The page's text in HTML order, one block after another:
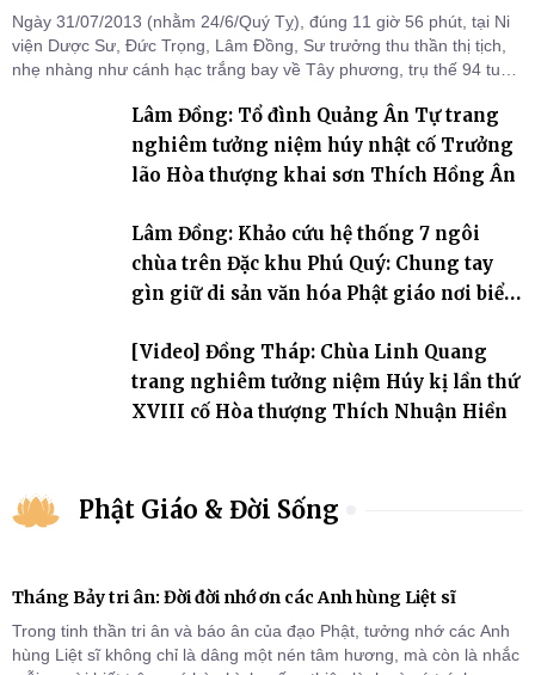
Ngày 31/07/2013 (nhằm 24/6/Quý Tỵ), đúng 11 giờ 56 phút, tại Ni
viện Dược Sư, Đức Trọng, Lâm Đồng, Sư trưởng thu thần thị tịch,
nhẹ nhàng như cánh hạc trắng bay về Tây phương, trụ thế 94 tuổi
Lâm Đồng: Tổ đình Quảng Ân Tự trang
nghiêm tưởng niệm húy nhật cố Trưởng
lão Hòa thượng khai sơn Thích Hồng Ân
Lâm Đồng: Khảo cứu hệ thống 7 ngôi
chùa trên Đặc khu Phú Quý: Chung tay
gìn giữ di sản văn hóa Phật giáo nơi biển
[Video] Đồng Tháp: Chùa Linh Quang
trang nghiêm tưởng niệm Húy kị lần thứ
XVIII cố Hòa thượng Thích Nhuận Hiền
Phật Giáo & Đời Sống
Tháng Bảy tri ân: Đời đời nhớ ơn các Anh hùng Liệt sĩ
Trong tinh thần tri ân và báo ân của đạo Phật, tưởng nhớ các Anh
hùng Liệt sĩ không chỉ là dâng một nén tâm hương, mà còn là nhắc